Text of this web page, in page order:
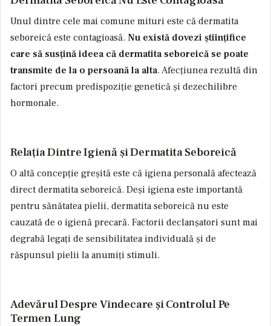
Unul dintre cele mai comune mituri este că dermatita
seboreică este contagioasă. Nu există dovezi științifice
care să susțină ideea că dermatita seboreică se poate
transmite de la o persoană la alta. Afecțiunea rezultă din
factori precum predispoziție genetică și dezechilibre
hormonale.
Relația Dintre Igienă și Dermatita Seboreică
O altă concepție greșită este că igiena personală afectează
direct dermatita seboreică. Deși igiena este importantă
pentru sănătatea pielii, dermatita seboreică nu este
cauzată de o igienă precară. Factorii declanșatori sunt mai
degrabă legați de sensibilitatea individuală și de
răspunsul pielii la anumiți stimuli.
Adevărul Despre Vindecare și Controlul Pe
Termen Lung